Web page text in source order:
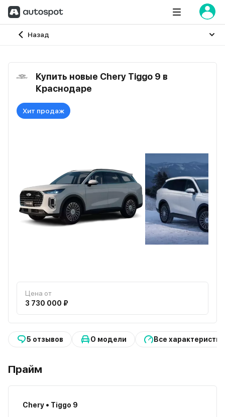
Назад
Главная
Купить новые Chery Tiggo 9 в
Краснодаре
Хит продаж
Цена от
3 730 000 ₽
5 отзывов О модели Все
Прайм
Chery • Tiggo 9